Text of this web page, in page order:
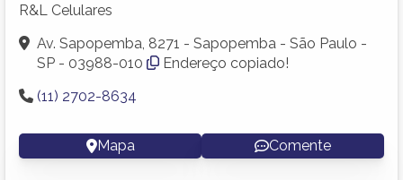
R&L Celulares
Av. Sapopemba, 8271 - Sapopemba - São Paulo -
SP - 03988-010
Endereço copiado!
(11) 2702-8634
Mapa Comente